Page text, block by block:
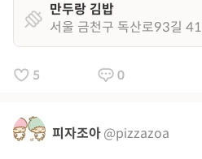
만두랑 김밥
서울 금천구 독산로93길 41
5 0
피자조아@pizzazoa